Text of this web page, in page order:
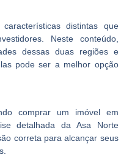
distintas que
Neste conteúdo,
dessas duas regiões e
pode ser a melhor opção
comprar um imóvel em
detalhada da Asa Norte
correta para alcançar seus